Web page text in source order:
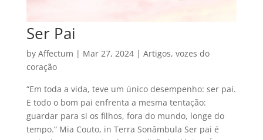
Ser Pai
by Affectum | Mar 27, 2024| Artigos, vozes do
coração
“Em toda a vida, teve um único desempenho: ser pai.
E todo o bom pai enfrenta a mesma tentação:
guardar para si os filhos, fora do mundo, longe do
tempo.” Mia Couto, in Terra Sonâmbula Ser pai é